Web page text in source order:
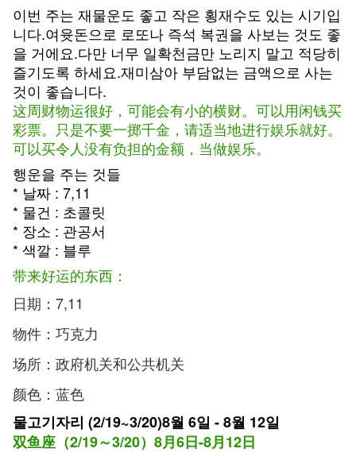
이번 주는 재물운도 좋고 작은 횡재수도 있는 시기입
니다.여윳돈으로 로또나 즉석 복권을 사보는 것도 좋
을 거에요.다만 너무 일확천금만 노리지 말고 적당히
즐기도록 하세요.재미삼아 부담없는 금액으로 사는
것이 좋습니다.
这周财物运很好，可能会有小的横财。可以用闲钱买
彩票。只是不要一掷千金，请适当地进行娱乐就好。
可以买令人没有负担的金额，当做娱乐。
행운을 주는 것들
* 날짜 : 7,11
* 물건 : 초콜릿
* 장소 : 관공서
* 색깔 : 블루
带来好运的东西：
日期：7,11
物件：巧克力
场所：政府机关和公共机关
颜色：蓝色
물고기자리 (2/19~3/20)8월 6일 - 8월 12일
双鱼座（2/19～3/20）8月6日-8月12日